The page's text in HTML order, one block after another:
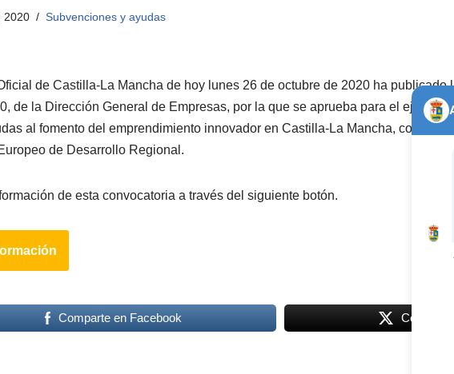
2020 Subvenciones y ayudas
de Castilla-La Mancha de hoy lunes 26 de octubre de 2020 ha publicado
de la Dirección General de Empresas, por la que se aprueba para el
al fomento del emprendimiento innovador en Castilla-La Mancha,
de Desarrollo Regional.
de esta convocatoria a través del siguiente botón.
Comparte en Facebook Comparte